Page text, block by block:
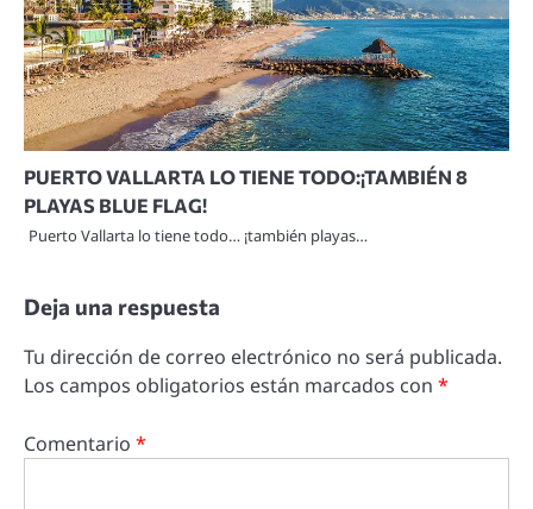
PUERTO VALLARTA LO TIENE TODO:¡TAMBIÉN 8
PLAYAS BLUE FLAG!
Puerto Vallarta lo tiene todo… ¡también playas…
Deja una respuesta
Tu dirección de correo electrónico no será publicada.
Los campos obligatorios están marcados con *
Comentario *